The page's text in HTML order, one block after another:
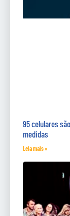
95 celulares
medidas
Leia mais »